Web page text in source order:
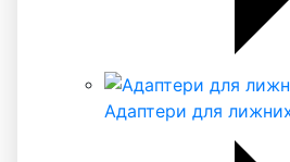
Адаптери для